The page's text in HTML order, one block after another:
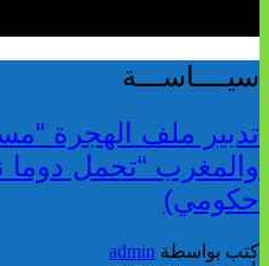
سيــــاســـة
تدبير ملف الهجرة
والمغرب “تحمل دوما
حكومي)
كتب بواسطة admin